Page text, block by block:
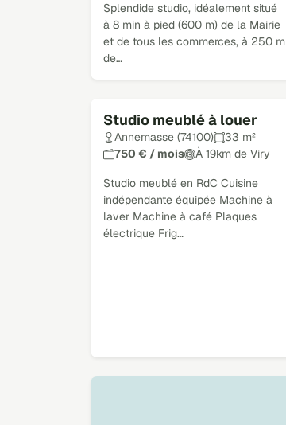
Splendide studio, idéalement situé
à 8 min à pied (600 m) de la Mairie
et de tous les commerces, à 250 m
de…
Studio meublé à louer
Loué
Annemasse (74100)
33 m²
750 € / mois
À 19km de Viry
Studio meublé en RdC Cuisine
indépendante équipée Machine à
laver Machine à café Plaques
électrique Frig…